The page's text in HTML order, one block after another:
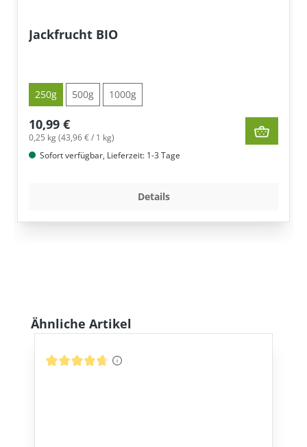
Jackfrucht BIO
250g 500g 1000g
10,99 €
0,25 kg (43,96 € / 1 kg)
Sofort verfügbar, Lieferzeit: 1-3 Tage
Details
Produktgalerie überspringen
Ähnliche Artikel
Durchschnittliche Bewertung von 4.87 von 5 Sternen